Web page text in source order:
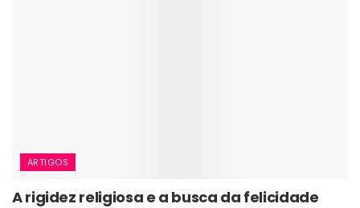
ARTIGOS
A rigidez religiosa e a busca da felicidade